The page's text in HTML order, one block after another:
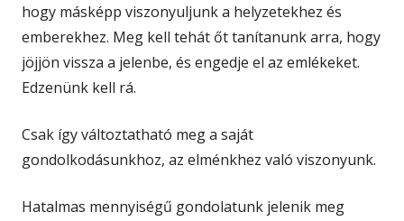
hogy másképp viszonyuljunk a helyzetekhez és
emberekhez. Meg kell tehát őt tanítanunk arra, hogy
jöjjön vissza a jelenbe, és engedje el az emlékeket.
Edzenünk kell rá.
Csak így változtatható meg a saját
gondolkodásunkhoz, az elménkhez való viszonyunk.
Hatalmas mennyiségű gondolatunk jelenik meg